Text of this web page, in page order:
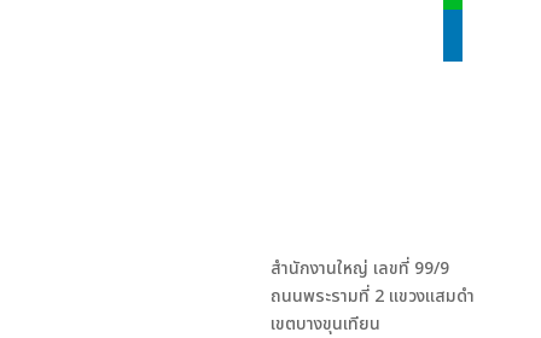
สำนักงานใหญ่ เลขที่ 99/9
ถนนพระรามที่ 2 แขวงแสมดำ
เขตบางขุนเทียน